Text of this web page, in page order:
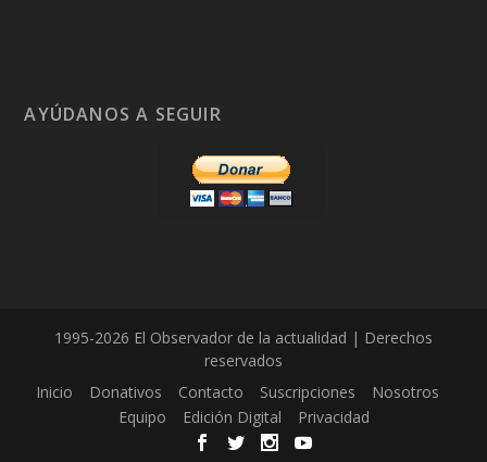
AYÚDANOS A SEGUIR
1995-2026 El Observador de la actualidad | Derechos
reservados
Inicio
Donativos Contacto Suscripciones
Nosotros
Equipo
Edición Digital Privacidad